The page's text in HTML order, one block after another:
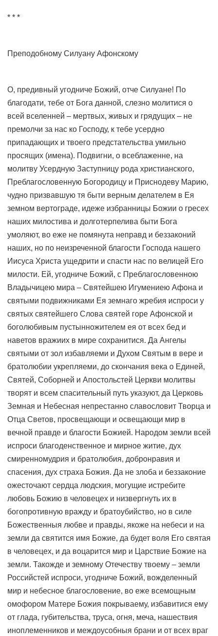
* * *
Преподобному Силуану Афонскому
О, предивный угодниче Божий, отче Силуане! По
благодати, тебе от Бога данной, слезно молитися о
всей вселенней – мертвых, живых и грядущих – не
премолчи за нас ко Господу, к тебе усердно
припадающих и твоего предстательства умильно
просящих (имена). Подвигни, о всеблаженне, на
молитву Усердную Заступницу рода христианского,
Преблагословенную Богородицу и Приснодеву Марию,
чудно призвавшую тя быти верным делателем в Ея
земном вертограде, идеже избранницы Божии о гресех
наших милостива и долготерпелива быти Бога
умоляют, во еже не помянута неправд и беззаконий
наших, но по неизреченной благости Господа нашего
Иисуса Христа ущедрити и спасти нас по велицей Его
милости. Ей, угодниче Божий, с Преблагословенною
Владычицею мира – Святейшею Игумениею Афона и
святыми подвижниками Ея земнаго жребия испроси у
святых святейшего Слова святей горе Афонской и
боголюбивым пустынножителем ея от всех бед и
наветов вражиих в мире сохранитися. Да Ангелы
святыми от зол избавляеми и Духом Святым в вере и
братолюбии укрепляеми, до скончания века о Единей,
Святей, Соборней и Апостольстей Церкви молитвы
творят и всем спасительный путь указуют, да Церковь
Земная и Небесная непрестанно славословит Творца и
Отца Светов, просвещающи и освещающи мир в
вечной правде и благости Божией. Народом земли всей
испроси благоденственное и мирное житие, дух
смиренномудрия и братолюбия, добронравия и
спасения, дух страха Божия. Да не злоба и беззаконие
ожесточают сердца людския, могущие истребите
любовь Божию в человецех и низвергнуть их в
богопротивную вражду и братоубийство, но в силе
Божественныя любве и правды, якоже на небеси и на
земли да святится имя Божие, да будет воля Его святая
в человецех, и да воцарится мир и Царствие Божие на
земли. Такожде и земному Отечеству твоему – земли
Российстей испроси, угодниче Божий, вожделенный
мир и небесное благословение, во еже всемощным
омофором Матере Божия покрываему, избавитися ему
от глада, губительства, труса, огня, меча, нашествия
иноплеменников и междоусобныя брани и от всех враг